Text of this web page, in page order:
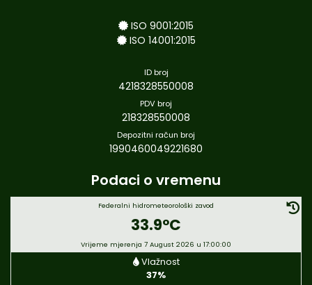
ISO 9001:2015
ISO 14001:2015
ID broj
4218328550008
PDV broj
218328550008
Depozitni račun broj
1990460049221680
Podaci o vremenu
Federalni hidrometeorološki zavod
33.9°C
Vrijeme mjerenja 7 August 2026 u 17:00:00
Vlažnost
37%